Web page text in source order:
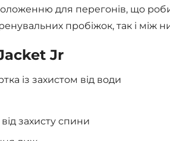
для перегонів, що
пробіжок, так і між
Jr
із захистом від води
захисту спини